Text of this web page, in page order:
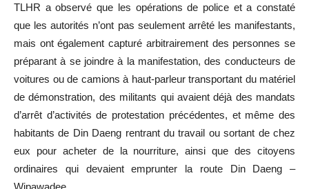
TLHR a observé que les opérations de police et a constaté
que les autorités n’ont pas seulement arrêté les manifestants,
mais ont également capturé arbitrairement des personnes se
préparant à se joindre à la manifestation, des conducteurs de
voitures ou de camions à haut-parleur transportant du matériel
de démonstration, des militants qui avaient déjà des mandats
d’arrêt d’activités de protestation précédentes, et même des
habitants de Din Daeng rentrant du travail ou sortant de chez
eux pour acheter de la nourriture, ainsi que des citoyens
ordinaires qui devaient emprunter la route Din Daeng –
Wipawadee.